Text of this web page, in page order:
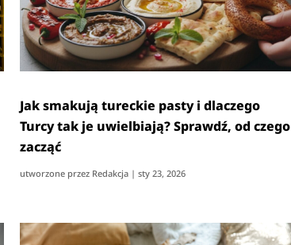
Jak smakują tureckie pasty i dlaczego
Turcy tak je uwielbiają? Sprawdź, od czego
zacząć
utworzone przez Redakcja |sty 23, 2026